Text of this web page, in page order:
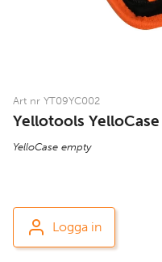
Art nr YT09YC002
Yellotools
YelloCase empty
Logga in